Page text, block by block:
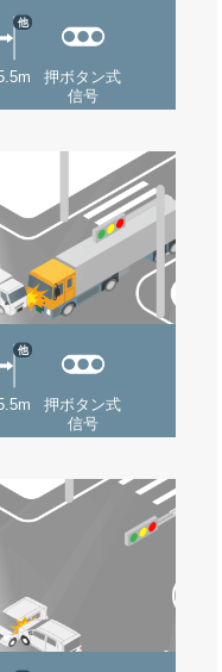
他
押ボタン式
信号
他
押ボタン式
信号